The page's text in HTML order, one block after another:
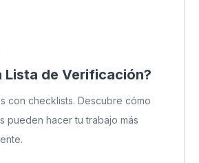
Lista de Verificación?
con checklists. Descubre cómo
pueden hacer tu trabajo más